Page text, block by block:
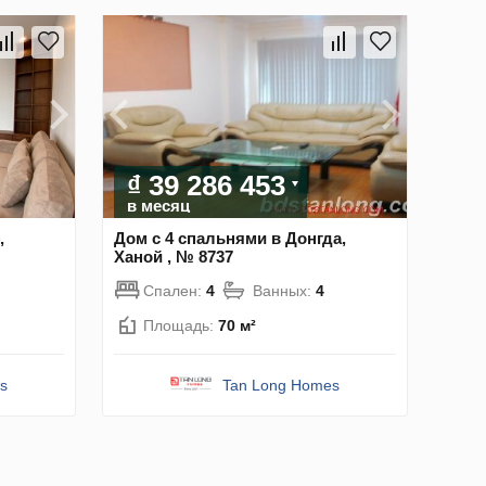
₫ 39 286 453
в месяц
Дом с 4 спальнями в Донгда,
Ханой , № 8737
Спален: 4 Ванных: 4
Площадь: 70 м²
Tan Long Homes